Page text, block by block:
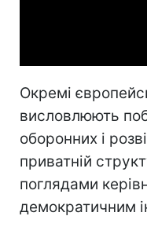
Окремі
висловлюють
оборонних і
приватній
поглядами
демократичним